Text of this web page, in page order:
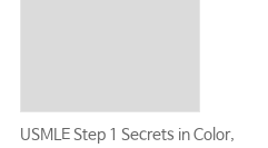
USMLE Step 1 Secrets in Color,